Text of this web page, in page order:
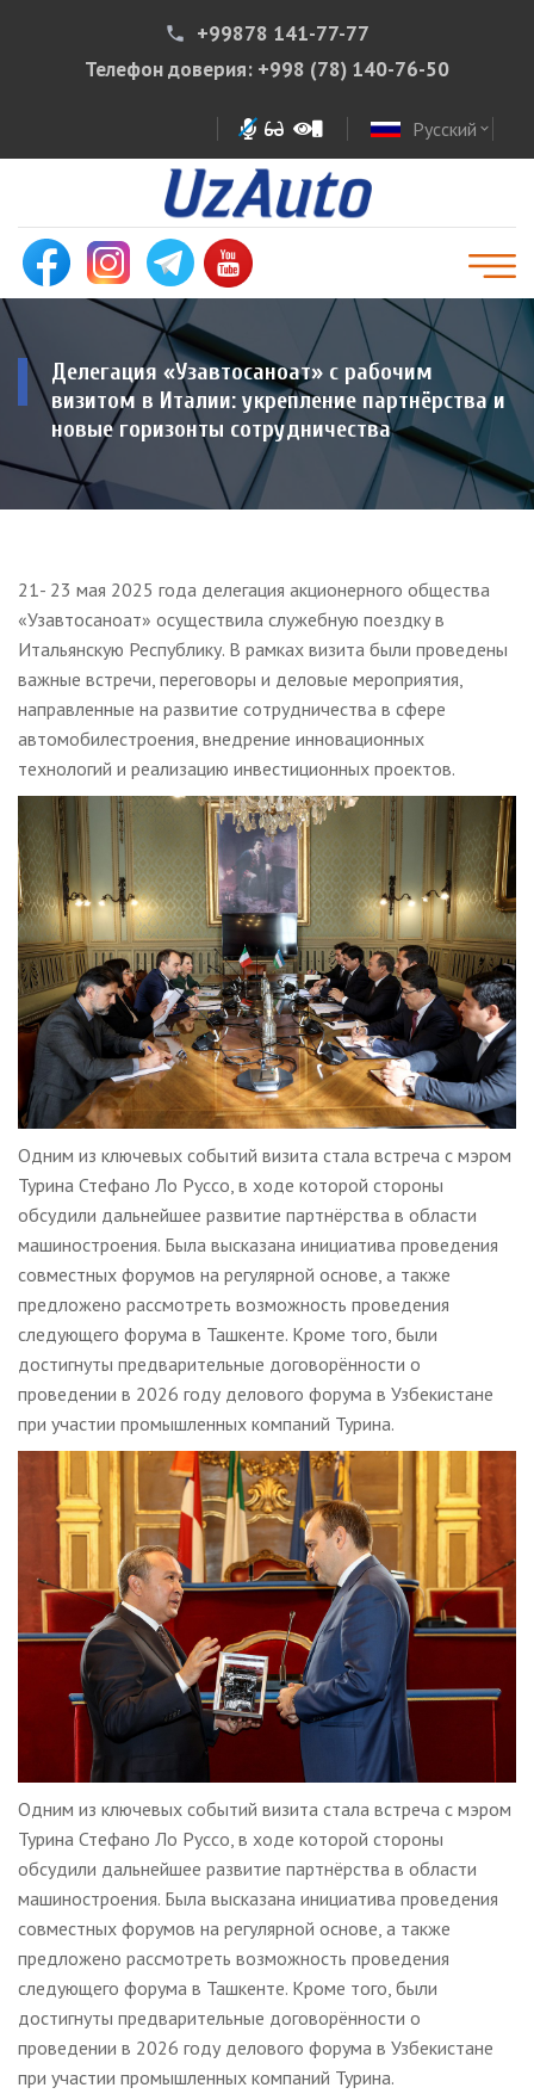
phone
+99878 141-77-77
Телефон доверия: +998 (78) 140-76-50
Русский expand_more
Делегация «Узавтосаноат» с рабочим
визитом в Италии: укрепление партнёрства и
новые горизонты сотрудничества
21- 23 мая 2025 года делегация акционерного общества
«Узавтосаноат» осуществила служебную поездку в
Итальянскую Республику. В рамках визита были проведены
важные встречи, переговоры и деловые мероприятия,
направленные на развитие сотрудничества в сфере
автомобилестроения, внедрение инновационных
технологий и реализацию инвестиционных проектов.
Одним из ключевых событий визита стала встреча с мэром
Турина Стефано Ло Руссо, в ходе которой стороны
обсудили дальнейшее развитие партнёрства в области
машиностроения. Была высказана инициатива проведения
совместных форумов на регулярной основе, а также
предложено рассмотреть возможность проведения
следующего форума в Ташкенте. Кроме того, были
достигнуты предварительные договорённости о
проведении в 2026 году делового форума в Узбекистане
при участии промышленных компаний Турина.
Одним из ключевых событий визита стала встреча с мэром
Турина Стефано Ло Руссо, в ходе которой стороны
обсудили дальнейшее развитие партнёрства в области
машиностроения. Была высказана инициатива проведения
совместных форумов на регулярной основе, а также
предложено рассмотреть возможность проведения
следующего форума в Ташкенте. Кроме того, были
достигнуты предварительные договорённости о
проведении в 2026 году делового форума в Узбекистане
при участии промышленных компаний Турина.